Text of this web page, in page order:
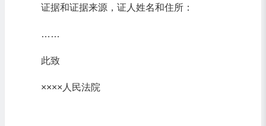
证据和证据来源，证人姓名和住所：
……
此致
××××人民法院